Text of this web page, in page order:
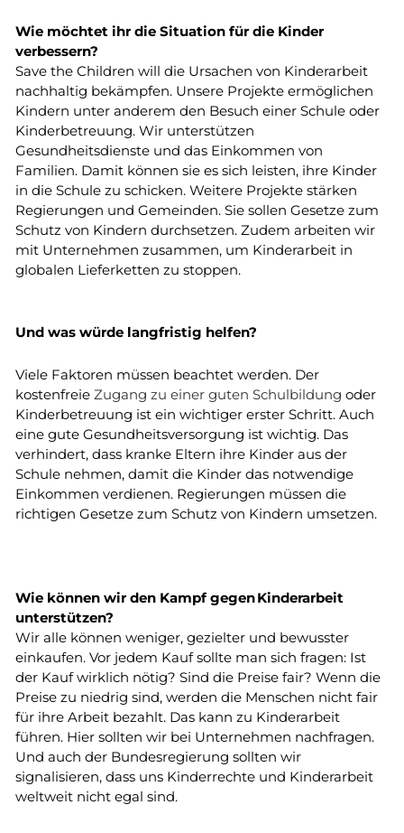
Wie möchtet ihr die Situation für die Kinder
verbessern?
Save the Children will die Ursachen von Kinderarbeit
nachhaltig bekämpfen. Unsere Projekte ermöglichen
Kindern unter anderem den Besuch einer Schule oder
Kinderbetreuung. Wir unterstützen
Gesundheitsdienste und das Einkommen von
Familien. Damit können sie es sich leisten, ihre Kinder
in die Schule zu schicken. Weitere Projekte stärken
Regierungen und Gemeinden. Sie sollen Gesetze zum
Schutz von Kindern durchsetzen. Zudem arbeiten wir
mit Unternehmen zusammen, um Kinderarbeit in
globalen Lieferketten zu stoppen.
Und was würde langfristig helfen?
Viele Faktoren müssen beachtet werden. Der
kostenfreie Zugang zu einer guten Schulbildung oder
Kinderbetreuung ist ein wichtiger erster Schritt. Auch
eine guteGesundheitsversorgung ist wichtig. Das
verhindert, dass kranke Eltern ihre Kinder aus der
Schule nehmen, damit die Kinder das notwendige
Einkommen verdienen. Regierungen müssen die
richtigen Gesetze zum Schutz von Kindern umsetzen.
Wie können wir den Kampf gegen Kinderarbeit
unterstützen?
Wir alle können weniger, gezielter und bewusster
einkaufen. Vor jedem Kauf sollte man sich fragen: Ist
der Kauf wirklich nötig? Sind die Preise fair? Wenn die
Preise zu niedrig sind, werden die Menschen nicht fair
für ihre Arbeit bezahlt. Das kann zu Kinderarbeit
führen. Hier sollten wir bei Unternehmen nachfragen.
Und auch der Bundesregierung sollten wir
signalisieren, dass uns Kinderrechte und Kinderarbeit
weltweit nicht egal sind.